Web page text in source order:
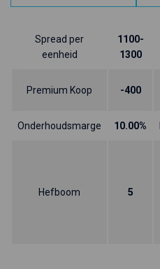
Spread per
eenheid
1100-
1300
Premium Koop -400
Onderhoudsmarge 10.00%
Hefboom 5